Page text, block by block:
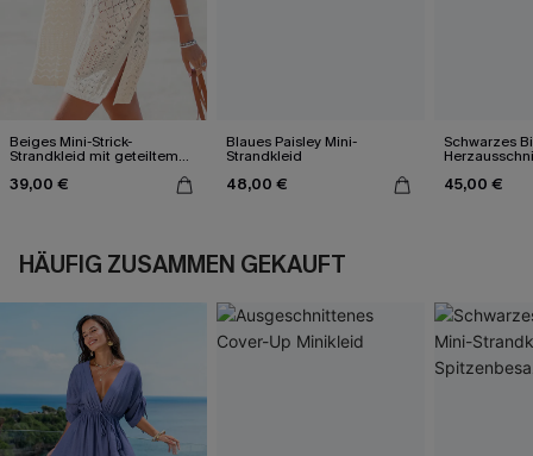
Beiges Mini-Strick-
Strandkleid mit geteiltem
39,00 €
Blaues Paisley Mini-
Strandkleid
48,00 €
Schwarzes
45,00 €
HÄUFIG ZUSAMMEN GEKAUFT